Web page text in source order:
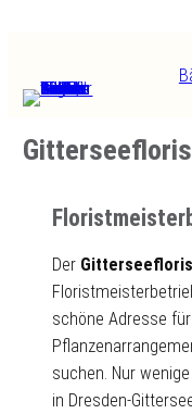
Der
schöne Adresse
suchen. Nur
in Dresden-